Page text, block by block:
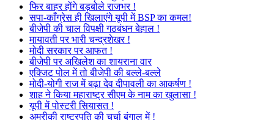
फिर बाहर होंगे बड़बोले राजभर !
सपा-काँग्रेस ही खिलाएंगे यूपी में BSP का कमल!
बीजेपी की चाल विपक्षी गठबंधन बेहाल !
मायावती पर भारी चन्द्रशेखर !
मोदी सरकार पर आफत !
बीजेपी पर अखिलेश का शायराना वार
एक्जिट पोल में तो बीजेपी की बल्ले-बल्ले
मोदी-योगी राज में बढ़ा देव दीपावली का आकर्षण !
शाह ने किया महाराष्ट्र सीएम के नाम का खुलासा !
यूपी में पोस्टरी सियासत !
अमरीकी राष्ट्रपति की चर्चा बंगाल में !